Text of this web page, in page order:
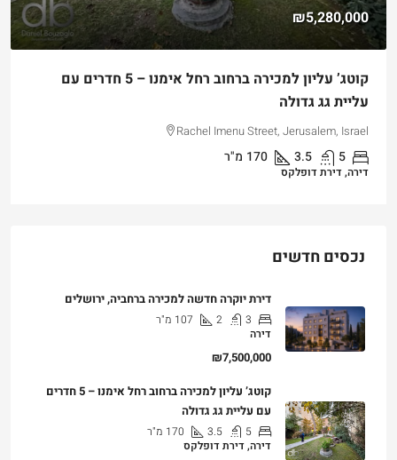
₪5,280,000
קוטג’ עליון למכירה ברחוב רחל אימנו – 5 חדרים עם
עליית גג גדולה
Rachel Imenu Street, Jerusalem, Israel
5
3.5
170 מ"ר
דירה, דירת דופלקס
נכסים חדשים
דירת יוקרה חדשה למכירה ברחביה, ירושלים
3
2
107 מ"ר
דירה
₪7,500,000
קוטג’ עליון למכירה ברחוב רחל אימנו – 5 חדרים
עם עליית גג גדולה
5
3.5
170 מ"ר
דירה, דירת דופלקס